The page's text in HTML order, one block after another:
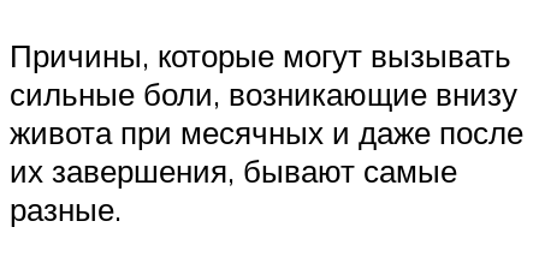
Причины, которые могут вызывать
сильные боли, возникающие внизу
живота при месячных и даже после
их завершения, бывают самые
разные.